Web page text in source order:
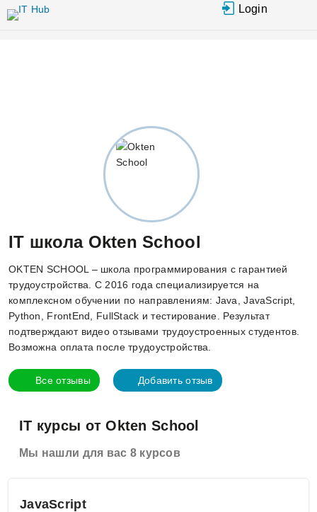
Перейти к основному содержанию
Login
IT школа Okten School
OKTEN SCHOOL – школа программирования с гарантией
трудоустройства. С 2016 года специализируется на
комплексном обучении по направлениям: Java, JavaScript,
Python, FrontEnd, FullStack и тестирование. Результат
подтверждают видео отзывами трудоустроенных студентов.
Возможна оплата после трудоустройства.
Все отзывы Добавить отзыв
IT курсы от Okten School
Мы нашли для вас 8 курсов
JavaScript